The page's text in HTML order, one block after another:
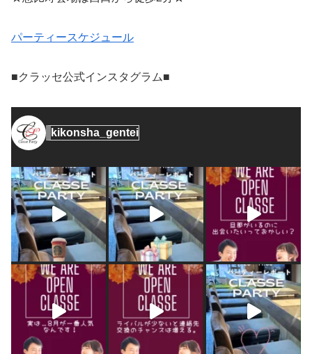
パーティースケジュール
■クラッセ公式インスタグラム■
kikonsha_gentei